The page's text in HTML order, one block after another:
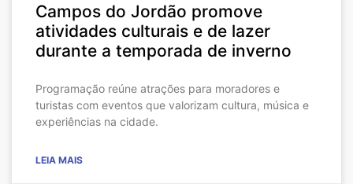
Campos do Jordão promove
atividades culturais e de lazer
durante a temporada de inverno
Programação reúne atrações para moradores e
turistas com eventos que valorizam cultura, música e
experiências na cidade.
LEIA MAIS